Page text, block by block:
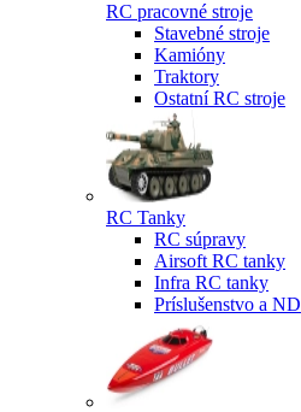
RC pracovné stroje
Stavebné stroje
Kamióny
Traktory
Ostatní RC stroje
RC Tanky
RC súpravy
Airsoft RC tanky
Infra RC tanky
Príslušenstvo a ND